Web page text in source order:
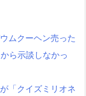
ムクーヘン売った
ら示談しなかっ
「クイズミリオネ